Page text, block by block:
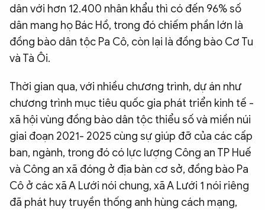
dân với hơn 12.400 nhân khẩu thì có đến 96% số
dân mang họ Bác Hồ, trong đó chiếm phần lớn là
đồng bào dân tộc Pa Cô, còn lại là đồng bào Cơ Tu
và Tà Ôi.
Thời gian qua, với nhiều chương trình, dự án như
chương trình mục tiêu quốc gia phát triển kinh tế -
xã hội vùng đồng bào dân tộc thiểu số và miền núi
giai đoạn 2021- 2025 cùng sự giúp đỡ của các cấp
ban, ngành, trong đó có lực lượng Công an TP Huế
và Công an xã đóng ở địa bàn cơ sở, đồng bào Pa
Cô ở các xã A Lưới nói chung, xã A Lưới 1 nói riêng
đã phát huy truyền thống anh hùng cách mạng,